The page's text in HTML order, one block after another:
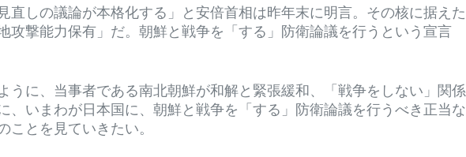
直しの議論が本格化する」と安倍首相は昨年末に明言。その核に据えた
攻撃能力保有」だ。朝鮮と戦争を「する」防衛論議を行うという宣言
うに、当事者である南北朝鮮が和解と緊張緩和、「戦争をしない」関係
、いまわが日本国に、朝鮮と戦争を「する」防衛論議を行うべき正当な
とを見ていきたい。